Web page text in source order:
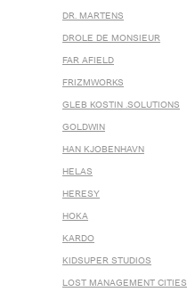
DR. MARTENS
DROLE DE MONSIEUR
FAR AFIELD
FRIZMWORKS
GLEB KOSTIN .SOLUTIONS
GOLDWIN
HAN KJOBENHAVN
HELAS
HERESY
HOKA
KARDO
KIDSUPER STUDIOS
LOST MANAGEMENT CITIES